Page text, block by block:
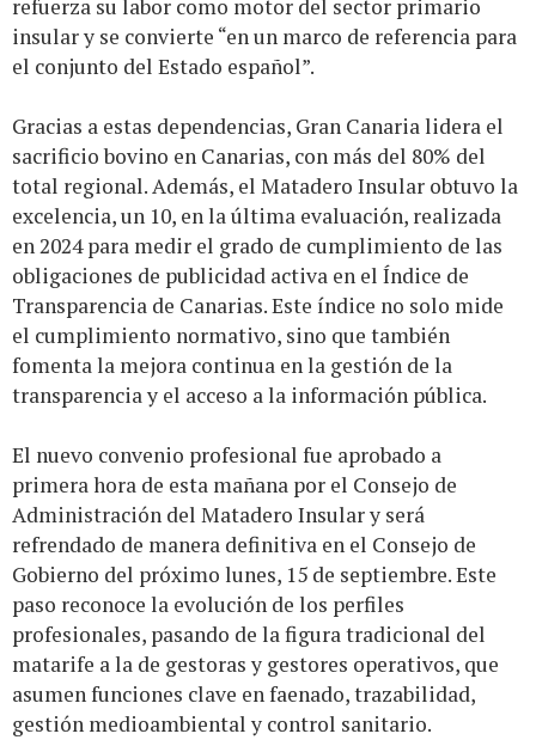
refuerza su labor como motor del sector primario
insular y se convierte “en un marco de referencia para
el conjunto del Estado español”.
Gracias a estas dependencias, Gran Canaria lidera el
sacrificio bovino en Canarias, con más del 80% del
total regional. Además, el Matadero Insular obtuvo la
excelencia, un 10, en la última evaluación, realizada
en 2024 para medir el grado de cumplimiento de las
obligaciones de publicidad activa en el Índice de
Transparencia de Canarias. Este índice no solo mide
el cumplimiento normativo, sino que también
fomenta la mejora continua en la gestión de la
transparencia y el acceso a la información pública.
El nuevo convenio profesional fue aprobado a
primera hora de esta mañana por el Consejo de
Administración del Matadero Insular y será
refrendado de manera definitiva en el Consejo de
Gobierno del próximo lunes, 15 de septiembre. Este
paso reconoce la evolución de los perfiles
profesionales, pasando de la figura tradicional del
matarife a la de gestoras y gestores operativos, que
asumen funciones clave en faenado, trazabilidad,
gestión medioambiental y control sanitario.